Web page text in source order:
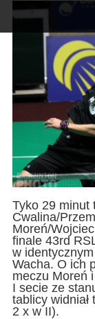
Tyko 29 minut
Cwalina/
Moreń/
finale 43rd
w
Wacha. O ich
meczu Moreń
I secie ze
tablicy
2 x w II).